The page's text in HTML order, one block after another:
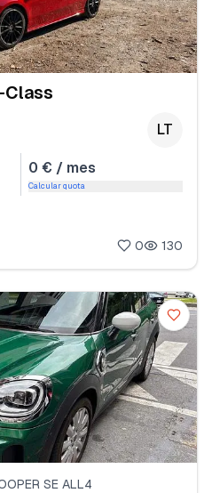
Class
LT
0 € / mes
Calcular quota
0 130
SE ALL4